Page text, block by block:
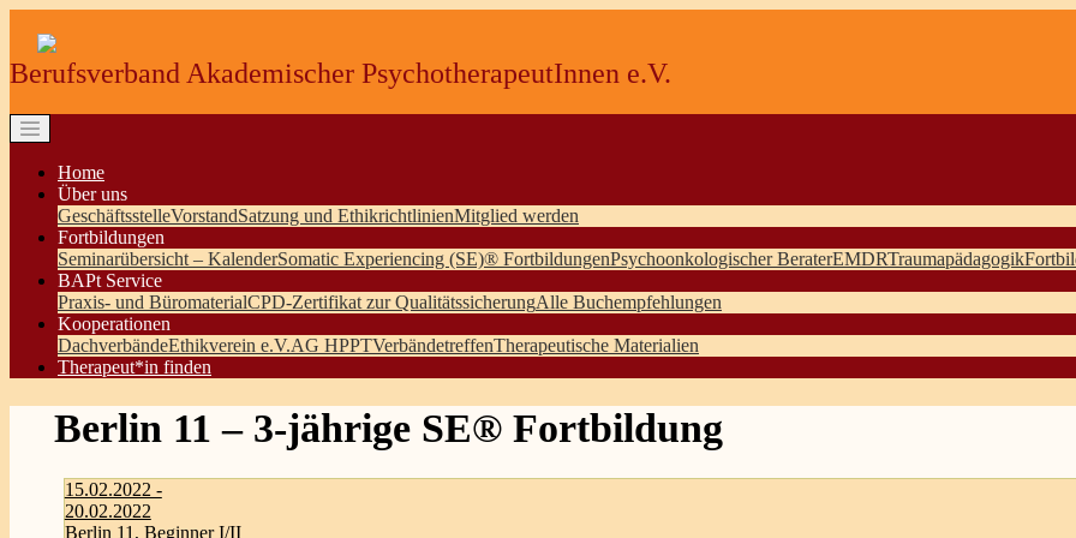
Berufsverband Akademischer PsychotherapeutInnen e.V.
Home
Über uns
GeschäftsstelleVorstandSatzung und EthikrichtlinienMitglied werden
Fortbildungen
Seminarübersicht – KalenderSomatic Experiencing (SE)® FortbildungenPsychoonkologischer BeraterEMDRTraumapädagogik
BAPt Service
Praxis- und BüromaterialCPD-Zertifikat zur QualitätssicherungAlle Buchempfehlungen
Kooperationen
DachverbändeEthikverein e.V.AG HPPTVerbändetreffenTherapeutische Materialien
Therapeut*in finden
Berlin 11 – 3-jährige SE® Fortbildung
15.02.2022 -
20.02.2022
Berlin 11, Beginner I/II